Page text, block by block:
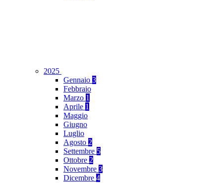
2025
Gennaio 3
Febbraio
Marzo 1
Aprile 1
Maggio
Giugno
Luglio
Agosto 2
Settembre 5
Ottobre 2
Novembre 3
Dicembre 4